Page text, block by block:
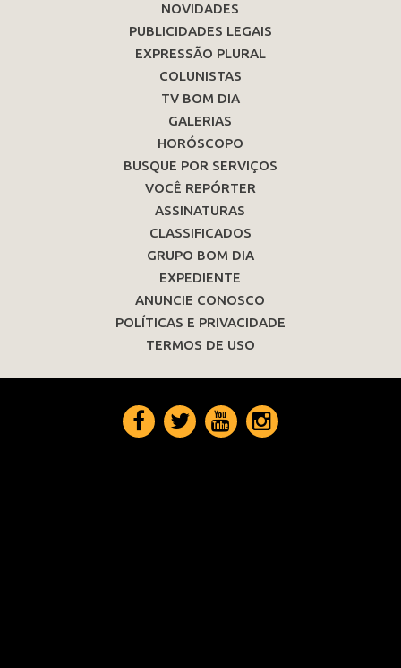
NOVIDADES
PUBLICIDADES LEGAIS
EXPRESSÃO PLURAL
COLUNISTAS
TV BOM DIA
GALERIAS
HORÓSCOPO
BUSQUE POR SERVIÇOS
VOCÊ REPÓRTER
ASSINATURAS
CLASSIFICADOS
GRUPO BOM DIA
EXPEDIENTE
ANUNCIE CONOSCO
POLÍTICAS E PRIVACIDADE
TERMOS DE USO